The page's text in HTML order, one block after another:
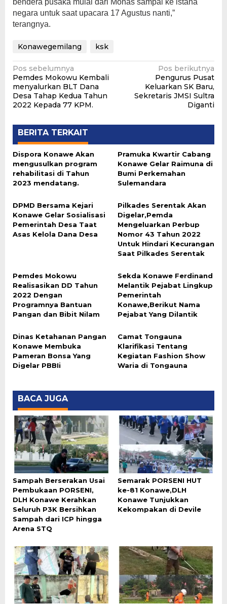
bendera pusaka mulai dari Monas sampai ke istana
negara untuk saat upacara 17 Agustus nanti,”
terangnya.
Konawegemilang ksk
Navigasi
pos
Pos sebelumnya
Pemdes Mokowu Kembali
menyalurkan BLT Dana
Desa Tahap Kedua Tahun
2022 Kepada 77 KPM.
Pos berikutnya
Pengurus Pusat
Keluarkan SK Baru,
Sekretaris JMSI Sultra
Diganti
BERITA TERKAIT
Dispora Konawe Akan
mengusulkan program
rehabilitasi di Tahun
2023 mendatang.
Pramuka Kwartir Cabang
Konawe Gelar Raimuna di
Bumi Perkemahan
Sulemandara
DPMD Bersama Kejari
Konawe Gelar Sosialisasi
Pemerintah Desa Taat
Asas Kelola Dana Desa
Pilkades Serentak Akan
Digelar,Pemda
Mengeluarkan Perbup
Nomor 43 Tahun 2022
Untuk Hindari Kecurangan
Saat Pilkades Serentak
Pemdes Mokowu
Realisasikan DD Tahun
2022 Dengan
Programnya Bantuan
Pangan dan Bibit Nilam
Sekda Konawe Ferdinand
Melantik Pejabat Lingkup
Pemerintah
Konawe,Berikut Nama
Pejabat Yang Dilantik
Dinas Ketahanan Pangan
Konawe Membuka
Pameran Bonsa Yang
Digelar PBBIi
Camat Tongauna
Klarifikasi Tentang
Kegiatan Fashion Show
Waria di Tongauna
BACA JUGA
Sampah Berserakan Usai
Pembukaan PORSENI,
DLH Konawe Kerahkan
Seluruh P3K Bersihkan
Sampah dari ICP hingga
Arena STQ
Semarak PORSENI HUT
ke-81 Konawe,DLH
Konawe Tunjukkan
Kekompakan di Devile